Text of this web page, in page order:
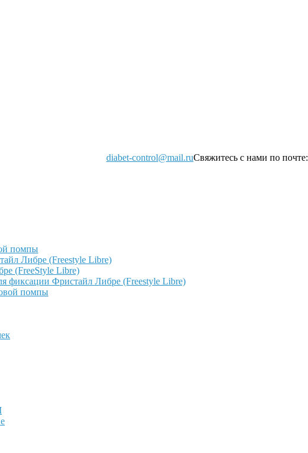
diabet-control@mail.ruСвяжитесь с нами по почте:
помпы
Либре (Freestyle Libre)
(FreeStyle Libre)
фиксации Фристайл Либре (Freestyle Libre)
помпы